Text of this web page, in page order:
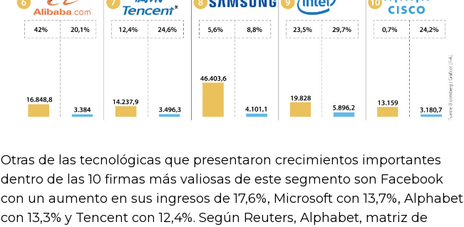
Otras de las tecnológicas que presentaron crecimientos importantes
dentro de las 10 firmas más valiosas de este segmento son Facebook
con un aumento en sus ingresos de 17,6%, Microsoft con 13,7%, Alphabet
con 13,3% y Tencent con 12,4%. Según Reuters, Alphabet, matriz de